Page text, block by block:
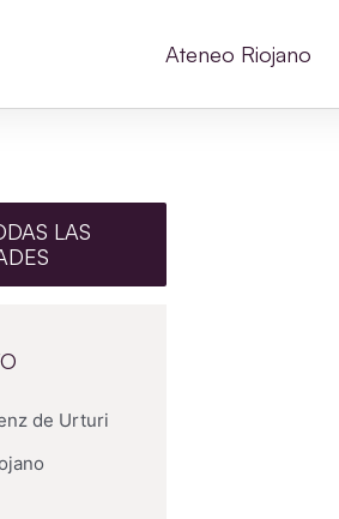
Ateneo Riojano
LAS
de Urturi